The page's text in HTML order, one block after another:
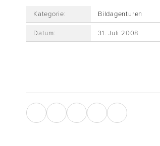
Kategorie: Bildagenturen
Datum: 31. Juli 2008